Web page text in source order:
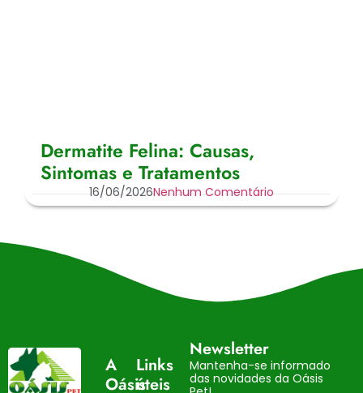
Dermatite Felina: Causas,
Sintomas e Tratamentos
16/06/2026Nenhum Comentário
A
Oásis
Links
úteis
Newsletter
Mantenha-se informado
das novidades da Oásis